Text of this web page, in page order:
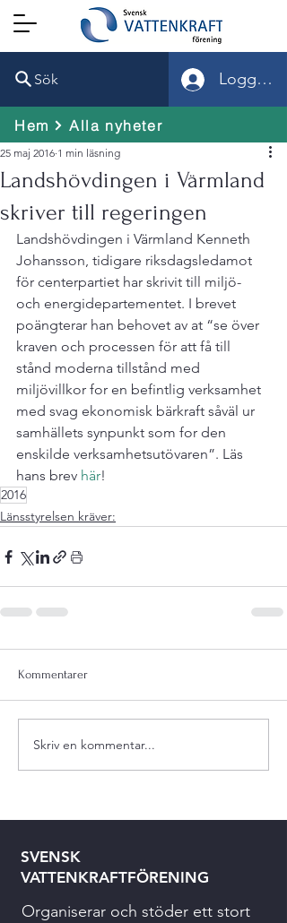
Sök Logga in
Hem Alla nyheter
Landshövdingen i Värmland
skriver till regeringen
25 maj 2016 1 min läsning
Landshövdingen i Värmland Kenneth
Johansson, tidigare riksdagsledamot
för centerpartiet har skrivit till miljö-
och energidepartementet. I brevet
poängterar han behovet av at “se över
kraven och processen för att få till
stånd moderna tillstånd med
miljövillkor for en befintlig verksamhet
med svag ekonomisk bärkraft såväl ur
samhällets synpunkt som for den
enskilde verksamhetsutövaren”. Läs
hans brev här!
2016
Länsstyrelsen kräver:
Kommentarer
Skriv en kommentar...
SVENSK
VATTENKRAFTFÖRENING
Organiserar och stöder ett stort